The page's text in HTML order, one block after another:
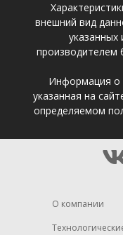
внешний вид
производителем
Информация о
указанная на
определяемом
О компании